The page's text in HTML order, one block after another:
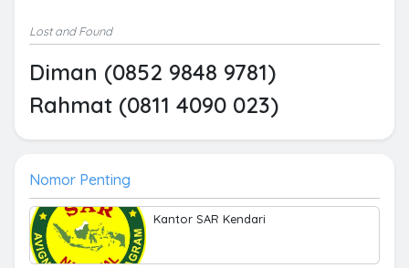
Lost and Found
Diman (0852 9848 9781)
Rahmat (0811 4090 023)
Nomor Penting
Kantor SAR Kendari